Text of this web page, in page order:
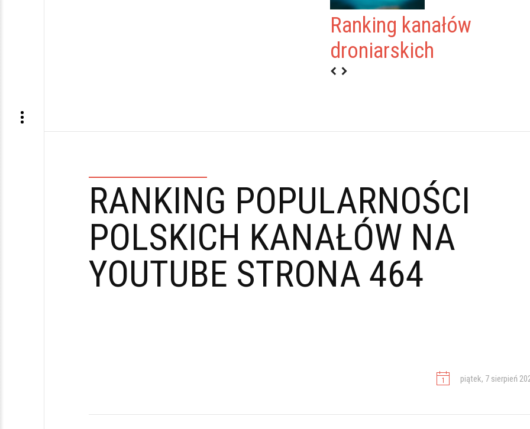
Ranking kanałów
droniarskich
RANKING POPULARNOŚCI
POLSKICH KANAŁÓW NA
YOUTUBE STRONA 464
piątek, 7 sierpień